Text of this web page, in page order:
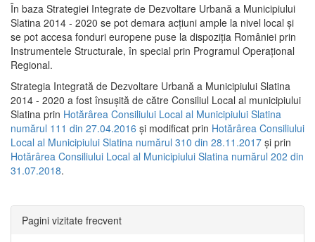
În baza Strategiei Integrate de Dezvoltare Urbană a Municipiului
Slatina 2014 - 2020 se pot demara acţiuni ample la nivel local şi
se pot accesa fonduri europene puse la dispoziţia României prin
Instrumentele Structurale, în special prin Programul Operațional
Regional.
Strategia Integrată de Dezvoltare Urbană a Municipiului Slatina
2014 - 2020 a fost însuşită de către Consiliul Local al municipiului
Slatina prin Hotărârea Consiliului Local al Municipiului Slatina
numărul 111 din 27.04.2016 și modificat prin Hotărârea Consiliului
Local al Municipiului Slatina numărul 310 din 28.11.2017 și prin
Hotărârea Consiliului Local al Municipiului Slatina numărul 202 din
31.07.2018.
Pagini vizitate frecvent